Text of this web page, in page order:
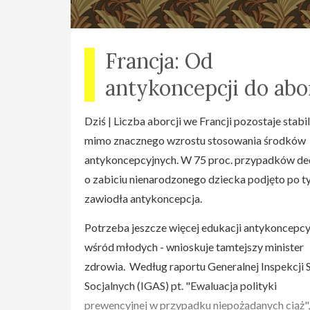
materiału i złożenia egzaminów.
Program studium obejmuje 3 lata, po ok. 120
rocznie. Wykłady odbywają się w trakcie trwania
roku akademickiego w piątki w godz. 16 - 20
Warszawie przy ul.Broniewskiego 44. Egzamin
miejsce zaraz po zakończeniu cyklu wykładów z
danego przedmiotu. Studia są wieńczone
ukończenia IWiKR.
KATOLICKIEJ Archidiecezji Warszawskiej
aktualny telefon na stronie www.ak.org.pl
Program wykładów: I rok Antropologia Filozofia
Francja: Od
antykoncepcji do
Dziś | Liczba aborcji we Francji pozostaje
mimo znacznego wzrostu stosowania środków
antykoncepcyjnych. W 75 proc. przypadków
o zabiciu nienarodzonego dziecka podjęto po
zawiodła antykoncepcja.
Potrzeba jeszcze więcej edukacji
wśród młodych - wnioskuje tamtejszy minister
zdrowia. Według raportu Generalnej Inspekcji
Socjalnych (IGAS) pt. "Ewaluacja polityki
prewencyjnej w przypadku niepożądanych